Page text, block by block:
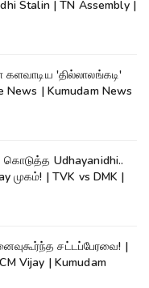
Stalin | TN Assembly |
'தில்லாலங்கடி'
News | Kumudam News
கொடுத்த Udhayanidhi..
முகம்! | TVK vs DMK |
சட்டப்பேரவை! |
Vijay | Kumudam